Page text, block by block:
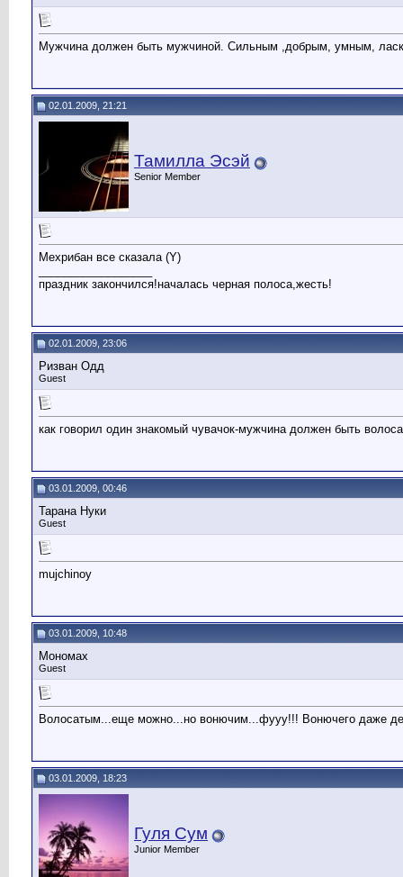
Мужчина должен быть мужчиной. Сильным ,добрым, умным,
02.01.2009, 21:21
Тамилла Эсэй
Senior Member
Мехрибан все сказала (Y)
праздник закончился!началась черная полоса,жесть!
02.01.2009, 23:06
Ризван Одд
Guest
как говорил один знакомый чувачок-мужчина должен быть
03.01.2009, 00:46
Тарана Нуки
Guest
mujchinoy
03.01.2009, 10:48
Мономах
Guest
Волосатым...еще можно...но вонючим...фууу!!! Вонючего даже
03.01.2009, 18:23
Гуля Сум
Junior Member